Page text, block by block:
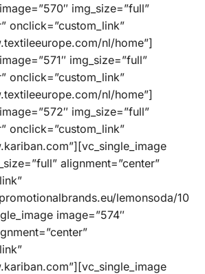
img_size=”full”
onclick=”custom_link”
nl/home”]
img_size=”full”
onclick=”custom_link”
nl/home”]
img_size=”full”
onclick=”custom_link”
alignment=”center”
lemonsoda/10
image=”574″